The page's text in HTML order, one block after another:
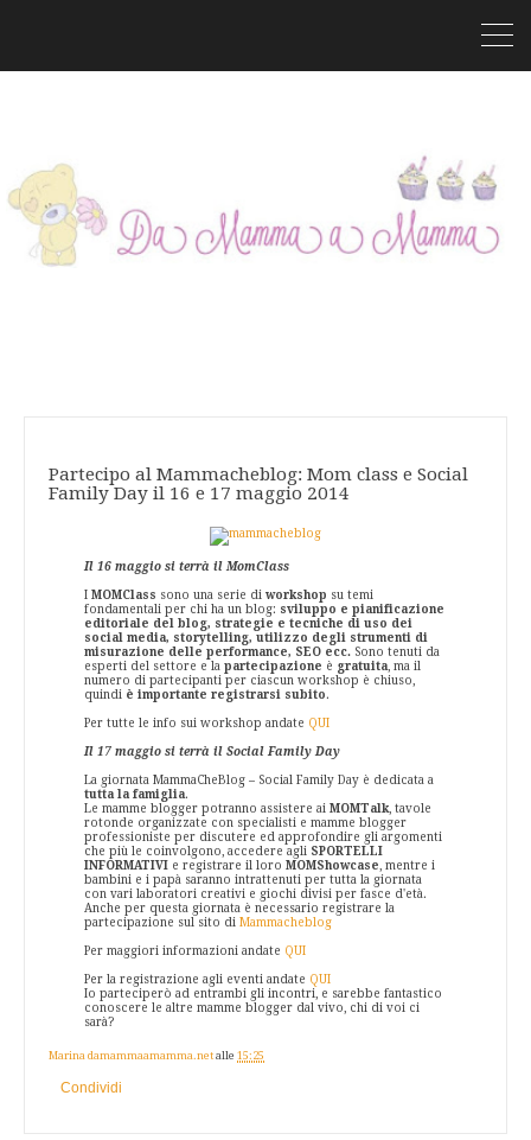
Partecipo al Mammacheblog: Mom class e Social
Family Day il 16 e 17 maggio 2014
Il 16 maggio si terrà il MomClass
I MOMClass sono una serie di workshop su temi
fondamentali per chi ha un blog: sviluppo e pianificazione
editoriale del blog, strategie e tecniche di uso dei
social media, storytelling, utilizzo degli strumenti di
misurazione delle performance, SEO ecc. Sono tenuti da
esperti del settore e la partecipazione è gratuita , ma il
numero di partecipanti per ciascun workshop è chiuso,
quindi è importante registrarsi subito.
Per tutte le info sui workshop andate QUI
Il 17 maggio si terrà il Social Family Day
La giornata MammaCheBlog – Social Family Day è dedicata a
tutta la famiglia.
Le mamme blogger potranno assistere ai MOMTalk , tavole
rotonde organizzate con specialisti e mamme blogger
professioniste per discutere ed approfondire gli argomenti
che più le coinvolgono, accedere agli SPORTELLI
INFORMATIVI e registrare il loro MOMShowcase , mentre i
bambini e i papà saranno intrattenuti per tutta la giornata
con vari laboratori creativi e giochi divisi per fasce d'età.
Anche per questa giornata è necessario registrare la
partecipazione sul sito di Mammacheblog
Per maggiori informazioni andate QUI
Per la registrazione agli eventi andate QUI
Io parteciperò ad entrambi gli incontri, e sarebbe fantastico
conoscere le altre mamme blogger dal vivo, chi di voi ci
sarà?
Marina damammaamamma.net alle 15:25
Condividi